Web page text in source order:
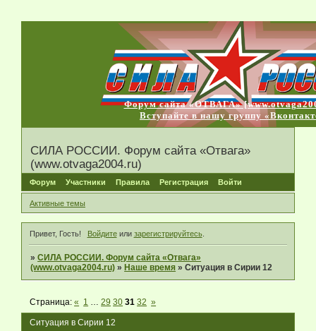
Форум сайта «ОТВАГА»
Вступайте в нашу группу
СИЛА РОССИИ. Форум сайта «Отвага»
(www.otvaga2004.ru)
Форум Участники Правила Регистрация Войти
Активные темы
Привет, Гость! Войдитеили зарегистрируйтесь.
»СИЛА РОССИИ. Форум сайта «Отвага»
(www.otvaga2004.ru) » Наше время »Ситуация в Сирии 12
Ситуация в Сирии 12
Страница:« 1 29 30 31 32 »